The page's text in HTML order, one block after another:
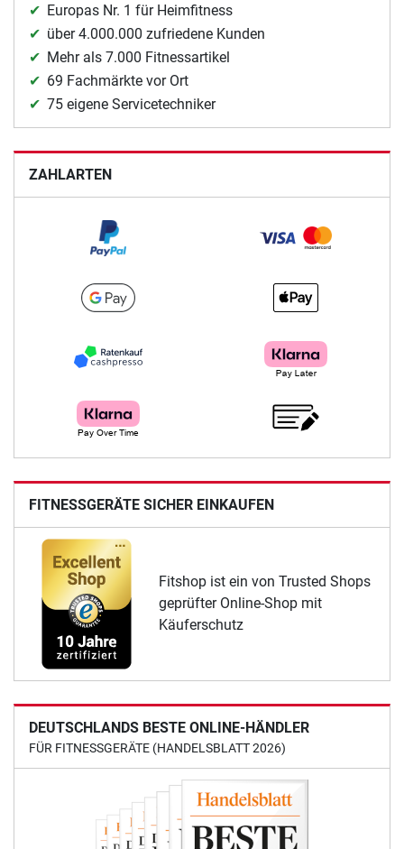
Europas Nr. 1 für Heimfitness
über 4.000.000 zufriedene Kunden
Mehr als 7.000 Fitnessartikel
69 Fachmärkte vor Ort
75 eigene Servicetechniker
ZAHLARTEN
FITNESSGERÄTE SICHER EINKAUFEN
Fitshop ist ein von Trusted Shops
geprüfter Online-Shop mit
Käuferschutz
DEUTSCHLANDS BESTE ONLINE-HÄNDLER
FÜR FITNESSGERÄTE (HANDELSBLATT 2026)